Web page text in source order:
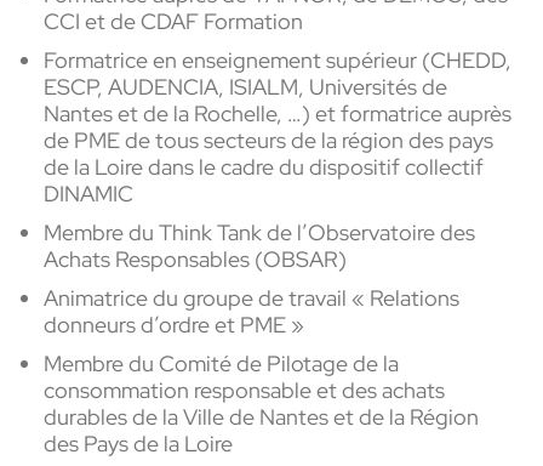
CCI et de CDAF Formation
Formatrice en enseignement supérieur (CHEDD,
ESCP, AUDENCIA, ISIALM, Universités de
Nantes et de la Rochelle, …) et formatrice auprès
de PME de tous secteurs de la région des pays
de la Loire dans le cadre du dispositif collectif
DINAMIC
Membre du Think Tank de l’Observatoire des
Achats Responsables (OBSAR)
Animatrice du groupe de travail « Relations
donneurs d’ordre et PME »
Membre du Comité de Pilotage de la
consommation responsable et des achats
durables de la Ville de Nantes et de la Région
des Pays de la Loire